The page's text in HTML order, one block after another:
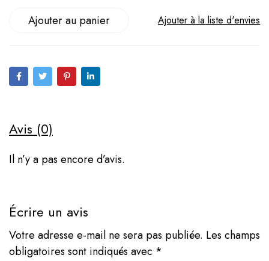
Ajouter au panier
Avis (0)
Il n’y a pas encore d’avis.
Écrire un avis
Votre adresse e-mail ne sera pas publiée. Les champs
obligatoires sont indiqués avec *